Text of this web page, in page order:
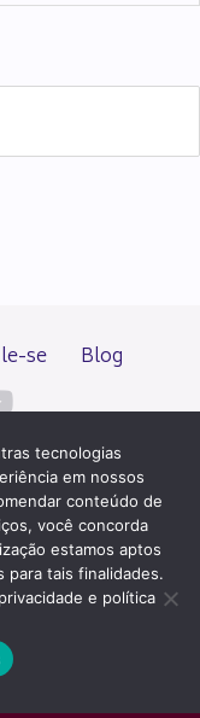
se Blog
2000.
tecnologias
em nossos
conteúdo de
você concorda
estamos aptos
para tais finalidades.
e política